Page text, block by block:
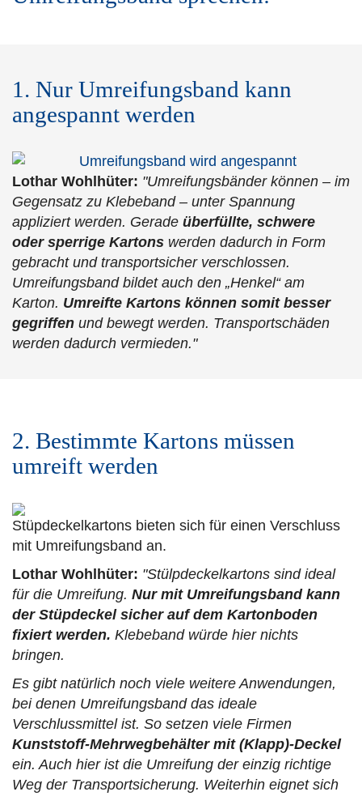
1. Nur Umreifungsband kann
angespannt werden
Lothar Wohlhüter: "Umreifungsbänder können – im
Gegensatz zu Klebeband – unter Spannung
appliziert werden. Gerade überfüllte, schwere
oder sperrige Kartons werden dadurch in Form
gebracht und transportsicher verschlossen.
Umreifungsband bildet auch den „Henkel“ am
Karton. Umreifte Kartons können somit besser
gegriffen und bewegt werden. Transportschäden
werden dadurch vermieden."
2. Bestimmte Kartons müssen
umreift werden
Stüpdeckelkartons bieten sich für einen Verschluss
mit Umreifungsband an.
Lothar Wohlhüter: "Stülpdeckelkartons sind ideal
für die Umreifung. Nur mit Umreifungsband kann
der Stüpdeckel sicher auf dem Kartonboden
fixiert werden. Klebeband würde hier nichts
bringen.
Es gibt natürlich noch viele weitere Anwendungen,
bei denen Umreifungsband das ideale
Verschlussmittel ist. So setzen viele Firmen
Kunststoff-Mehrwegbehälter mit (Klapp)-Deckel
ein. Auch hier ist die Umreifung der einzig richtige
Weg der Transportsicherung. Weiterhin eignet sich